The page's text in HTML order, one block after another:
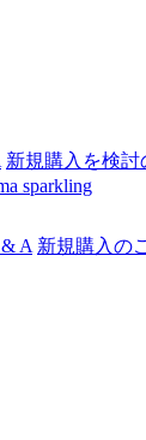
新規購入を検討
sparkling
A 新規購入の